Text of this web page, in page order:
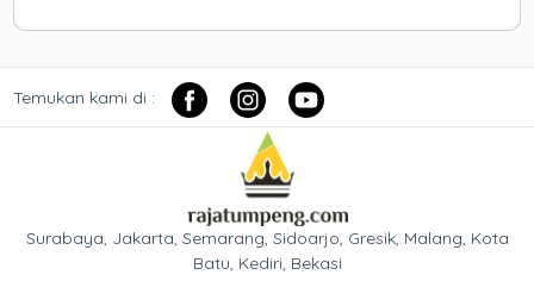
Temukan kami di :
Surabaya, Jakarta, Semarang, Sidoarjo, Gresik, Malang, Kota
Batu, Kediri, Bekasi